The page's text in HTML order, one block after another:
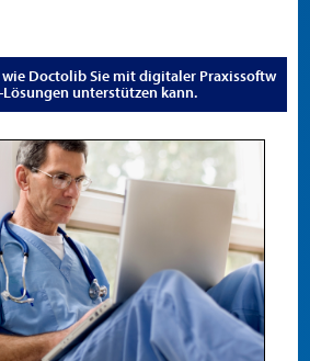
wie Doctolib Sie mit digitaler Praxissoftw
Lösungen unterstützen kann.